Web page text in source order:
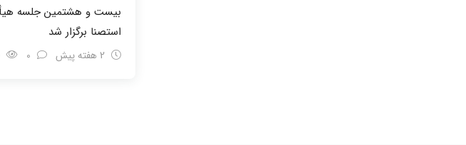
بیست و هشتمین جلسه
استصنا برگزار شد